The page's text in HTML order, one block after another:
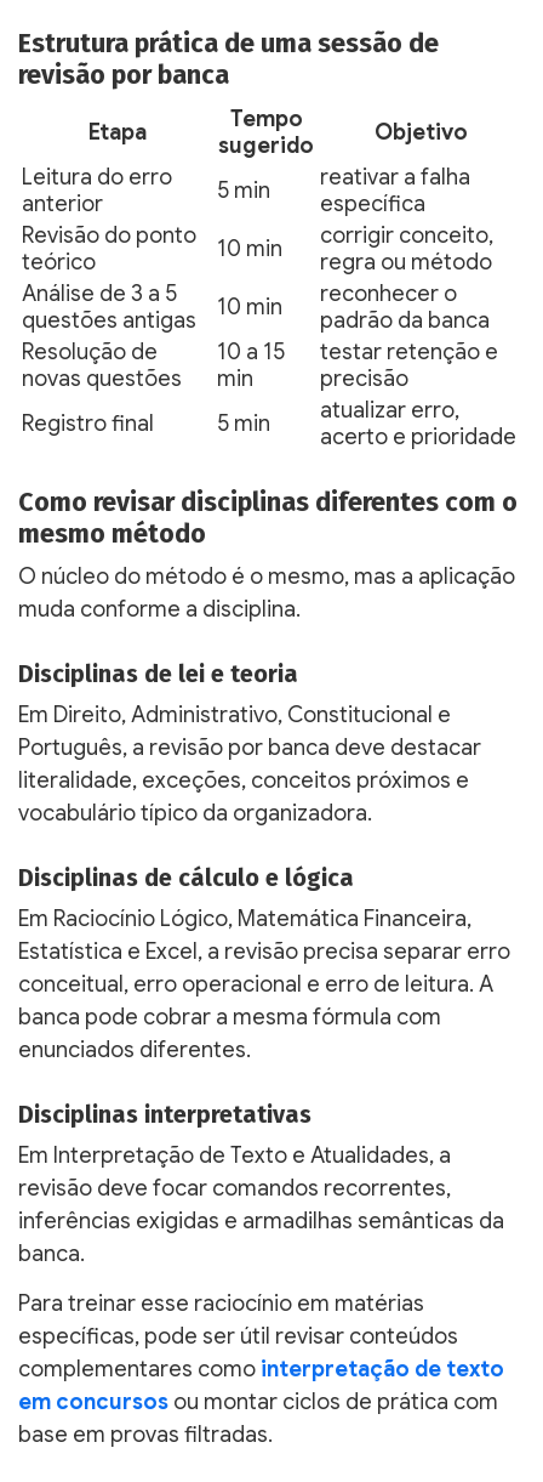
Estrutura prática de uma sessão de
revisão por banca
Etapa
Tempo
sugerido
Objetivo
Leitura do erro
anterior
5 min
reativar a falha
específica
Revisão do ponto
teórico
10 min
corrigir conceito,
regra ou método
Análise de 3 a 5
questões antigas
10 min
reconhecer o
padrão da banca
Resolução de
novas questões
10 a 15
min
testar retenção e
precisão
Registro final
5 min
atualizar erro,
acerto e prioridade
Como revisar disciplinas diferentes com o
mesmo método
O núcleo do método é o mesmo, mas a aplicação
muda conforme a disciplina.
Disciplinas de lei e teoria
Em Direito, Administrativo, Constitucional e
Português, a revisão por banca deve destacar
literalidade, exceções, conceitos próximos e
vocabulário típico da organizadora.
Disciplinas de cálculo e lógica
Em Raciocínio Lógico, Matemática Financeira,
Estatística e Excel, a revisão precisa separar erro
conceitual, erro operacional e erro de leitura. A
banca pode cobrar a mesma fórmula com
enunciados diferentes.
Disciplinas interpretativas
Em Interpretação de Texto e Atualidades, a
revisão deve focar comandos recorrentes,
inferências exigidas e armadilhas semânticas da
banca.
Para treinar esse raciocínio em matérias
específicas, pode ser útil revisar conteúdos
complementares como interpretação de texto
em concursos ou montar ciclos de prática com
base em provas filtradas.